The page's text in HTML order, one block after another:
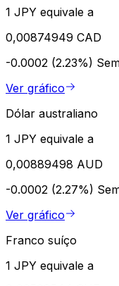
1 JPY equivale a
0,00874949 CAD
-0.0002 (2.23%)
Ver gráfico
Dólar australiano
1 JPY equivale a
0,00889498 AUD
-0.0002 (2.27%)
Ver gráfico
Franco suíço
1 JPY equivale a